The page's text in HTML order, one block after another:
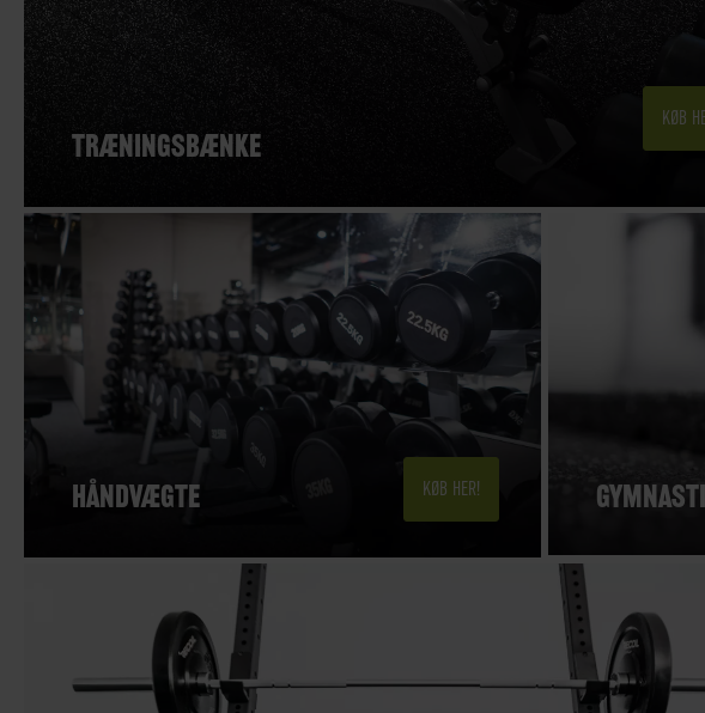
TRÆNINGSBÆNKE
KØB
HÅNDVÆGTE KØB HER!